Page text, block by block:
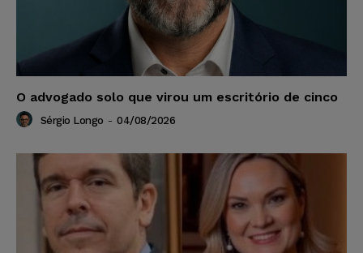
O advogado solo que virou um escritório de cinco
Sérgio Longo - 04/08/2026